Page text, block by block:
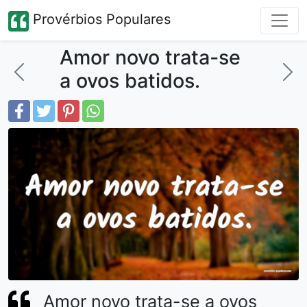
Provérbios Populares
Amor novo trata-se
a ovos batidos.
Amor novo trata-se a ovos